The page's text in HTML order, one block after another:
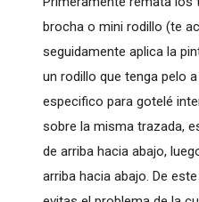
brocha o mini rodillo (te
seguidamente aplica la
un rodillo que tenga pelo
especifico para gotelé
sobre la misma trazada,
de arriba hacia abajo,
arriba hacia abajo. De